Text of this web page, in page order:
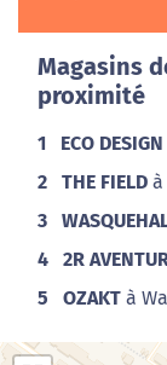
Magasins
proximité
1 ECO DESIGN
2 THE FIELD
3
4 2R
5 OZAKT à